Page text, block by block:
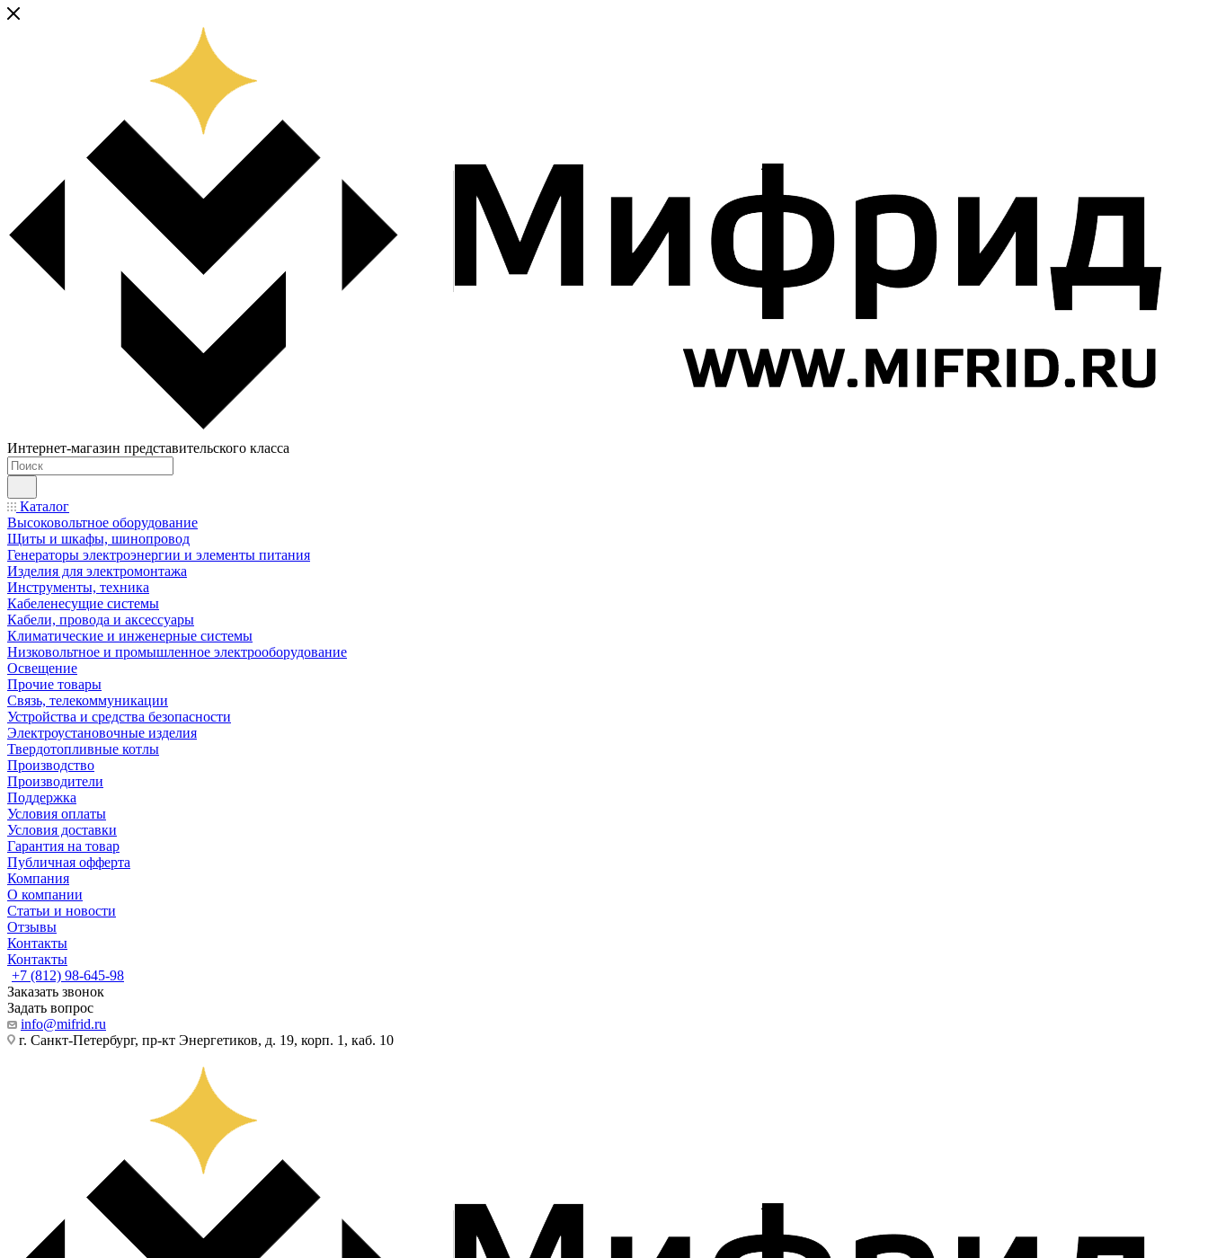
Интернет-магазин представительского класса
Каталог
Высоковольтное оборудование
Щиты и шкафы, шинопровод
Генераторы электроэнергии и элементы питания
Изделия для электромонтажа
Инструменты, техника
Кабеленесущие системы
Кабели, провода и аксессуары
Климатические и инженерные системы
Низковольтное и промышленное электрооборудование
Освещение
Прочие товары
Связь, телекоммуникации
Устройства и средства безопасности
Электроустановочные изделия
Твердотопливные котлы
Производство
Производители
Поддержка
Условия оплаты
Условия доставки
Гарантия на товар
Публичная офферта
Компания
О компании
Статьи и новости
Отзывы
Контакты
Контакты
+7 (812) 98-645-98
Заказать звонок
Задать вопрос
info@mifrid.ru
г. Санкт-Петербург, пр-кт Энергетиков, д. 19, корп. 1, каб. 10